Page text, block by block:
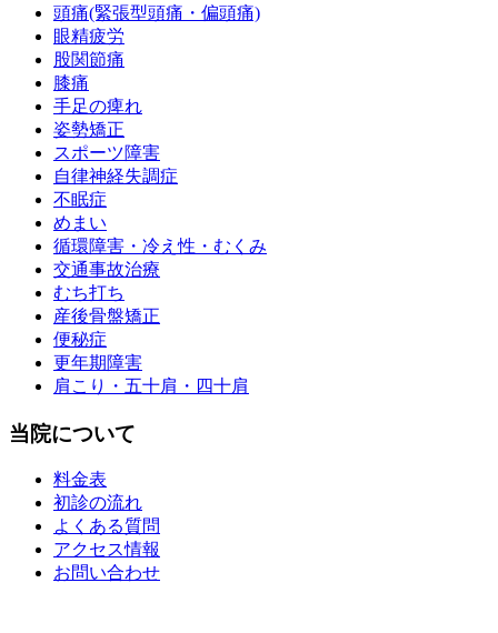
頭痛(緊張型頭痛・偏頭痛)
眼精疲労
股関節痛
膝痛
手足の痺れ
姿勢矯正
スポーツ障害
自律神経失調症
不眠症
めまい
循環障害・冷え性・むくみ
交通事故治療
むち打ち
産後骨盤矯正
便秘症
更年期障害
肩こり・五十肩・四十肩
当院について
料金表
初診の流れ
よくある質問
アクセス情報
お問い合わせ